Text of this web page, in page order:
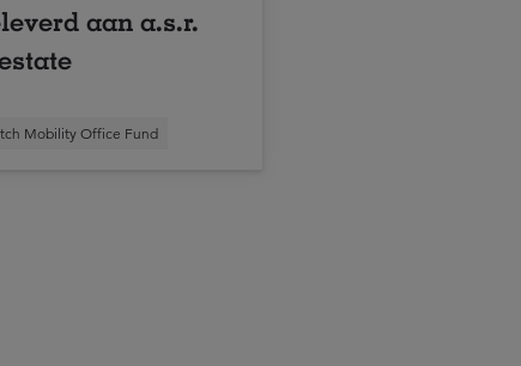
aan a.s.r.
Mobility Office Fund